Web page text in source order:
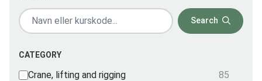
Search
CATEGORY
Crane, lifting and rigging
85